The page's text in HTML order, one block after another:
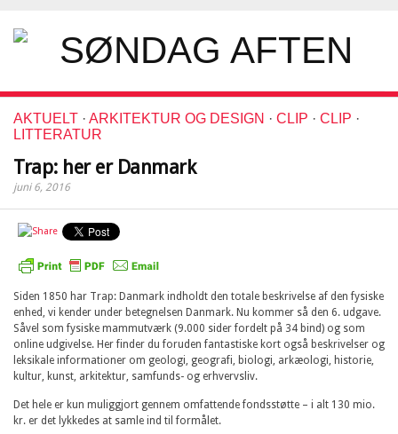
AKTUELT · ARKITEKTUR OG DESIGN · CLIP · CLIP ·
LITTERATUR
Trap: her er Danmark
juni 6, 2016
Siden 1850 har Trap: Danmark indholdt den totale beskrivelse af den fysiske
enhed, vi kender under betegnelsen Danmark. Nu kommer så den 6. udgave.
Såvel som fysiske mammutværk (9.000 sider fordelt på 34 bind) og som
online udgivelse. Her finder du foruden fantastiske kort også beskrivelser og
leksikale informationer om geologi, geografi, biologi, arkæologi, historie,
kultur, kunst, arkitektur, samfunds- og erhvervsliv.
Det hele er kun muliggjort gennem omfattende fondsstøtte – i alt 130 mio.
kr. er det lykkedes at samle ind til formålet.